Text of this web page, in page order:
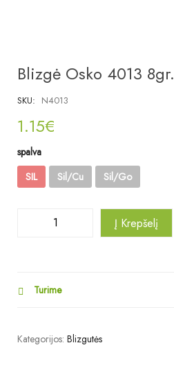
Blizgė Osko 4013 8gr.
SKU: N4013
1.15€
spalva
SIL
Sil/Cu Sil/Go
Į Krepšelį
Turime
Kategorijos: Blizgutės